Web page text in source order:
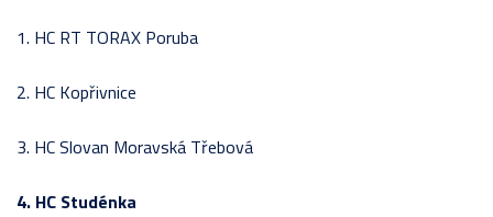
1. HC RT TORAX Poruba
2. HC Kopřivnice
3. HC Slovan Moravská Třebová
4. HC Studénka